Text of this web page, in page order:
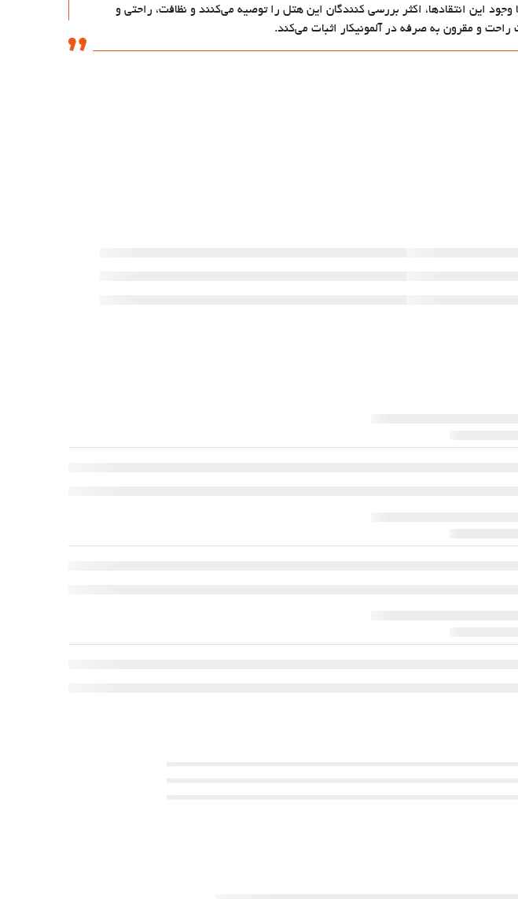
این انتقادها، اکثر بررسی کنندگان این هتل را توصیه می‌کنند و نظافت، راحتی و
و مقرون به صرفه در آلمونیکار اثبات می‌کند.